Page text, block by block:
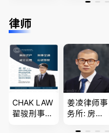
民难民上诉
疑难问题的
移民签证
、翻译和海
牙认证
牌顾问为您
团聚，投资
移民以及各
类省提名和
技术移民
律师
CHAK LAW
翟骏刑事交
姜凌律师事
务所: 房产